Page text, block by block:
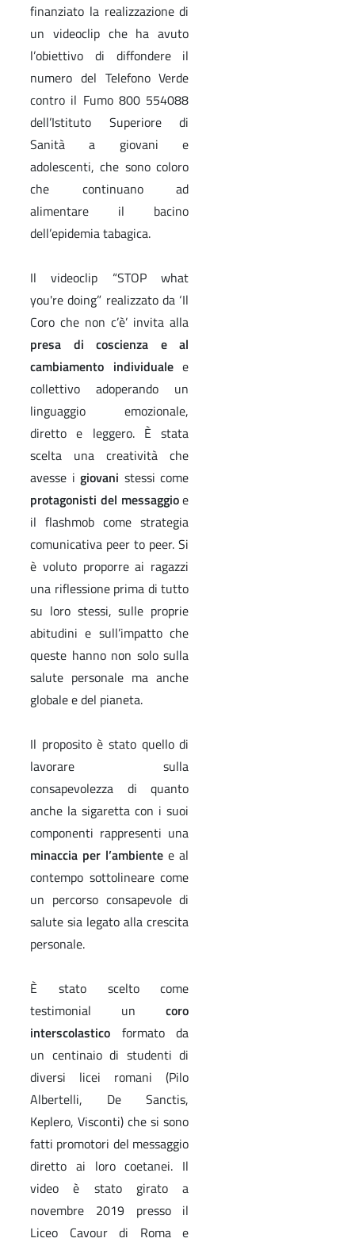
finanziato la realizzazione di
un videoclip che ha avuto
l’obiettivo di diffondere il
numero del Telefono Verde
contro il Fumo 800 554088
dell’Istituto Superiore di
Sanità a giovani e
adolescenti, che sono coloro
che continuano ad
alimentare il bacino
dell’epidemia tabagica.
Il videoclip “STOP what
you're doing” realizzato da ‘Il
Coro che non c’è’ invita alla
presa di coscienza e al
cambiamento individualee
collettivo adoperando un
linguaggio emozionale,
diretto e leggero. È stata
scelta una creatività che
avesse igiovani stessi come
protagonisti del messaggioe
il flashmob come strategia
comunicativa peer to peer. Si
è voluto proporre ai ragazzi
una riflessione prima di tutto
su loro stessi, sulle proprie
abitudini e sull’impatto che
queste hanno non solo sulla
salute personale ma anche
globale e del pianeta.
Il proposito è stato quello di
lavorare sulla
consapevolezza di quanto
anche la sigaretta con i suoi
componenti rappresenti una
minaccia per l’ambiente e al
contempo sottolineare come
un percorso consapevole di
salute sia legato alla crescita
personale.
È stato scelto come
testimonial uncoro
interscolastico formato da
un centinaio di studenti di
diversi licei romani (Pilo
Albertelli, De Sanctis,
Keplero, Visconti) che si sono
fatti promotori del messaggio
diretto ai loro coetanei. Il
video è stato girato a
novembre 2019 presso il
Liceo Cavour di Roma e